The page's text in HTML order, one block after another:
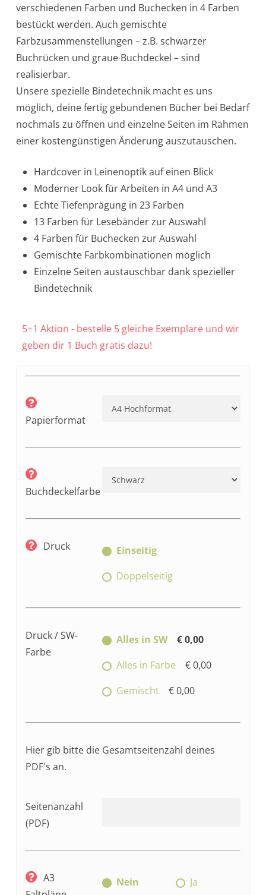
verschiedenen Farben und Buchecken in 4 Farben
bestückt werden. Auch gemischte
Farbzusammenstellungen – z.B. schwarzer
Buchrücken und graue Buchdeckel – sind
realisierbar.
Unsere spezielle Bindetechnik macht es uns
möglich, deine fertig gebundenen Bücher bei Bedarf
nochmals zu öffnen und einzelne Seiten im Rahmen
einer kostengünstigen Änderung auszutauschen.
Hardcover in Leinenoptik auf einen Blick
Moderner Look für Arbeiten in A4 und A3
Echte Tiefenprägung in 23 Farben
13 Farben für Lesebänder zur Auswahl
4 Farben für Buchecken zur Auswahl
Gemischte Farbkombinationen möglich
Einzelne Seiten austauschbar dank spezieller
Bindetechnik
5+1 Aktion - bestelle 5 gleiche Exemplare und wir
geben dir 1 Buch gratis dazu!
Papierformat
Buchdeckelfarbe
Druck
Einseitig
Doppelseitig
Druck / SW-
Farbe
Alles in SW
€ 0,00
Alles in Farbe
€ 0,00
Gemischt
€ 0,00
Hier gib bitte die Gesamtseitenzahl deines
PDF's an.
Seitenanzahl
(PDF)
A3
Nein Ja